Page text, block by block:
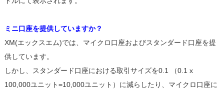
ミニ口座を提供していますか？
XM(エックスエム)では、マイクロ口座およびスタンダード口座を提
供しています。
しかし、スタンダード口座における取引サイズを0.1 （0.1 x
100,000ユニット=10,000ユニット）に減らしたり、マイクロ口座に